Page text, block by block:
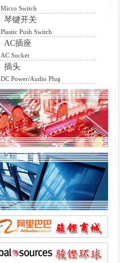
Micro Switch
琴键开关
Plastic Push Switch
AC插座
AC Socket
插头
DC Power/Audio Plug